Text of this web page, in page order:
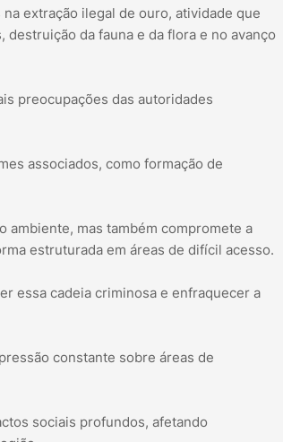
extração ilegal de ouro, atividade que
da fauna e da flora e no avanço
preocupações das autoridades
associados, como formação de
ambiente, mas também compromete a
estruturada em áreas de difícil acesso.
essa cadeia criminosa e enfraquecer a
constante sobre áreas de
sociais profundos, afetando